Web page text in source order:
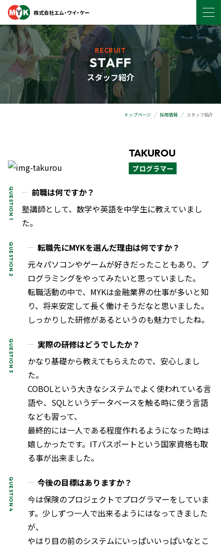
RECRUIT
STAFF
スタッフ紹介
トップページ 採用情報 スタッフ紹介
TAKUROU
プログラマー
前職は何ですか？
塾講師として、数学や英語を中学生に教えていまし
た。
転職先にMYKを選んだ理由は何ですか？
元々パソコンやゲームが好きだったこともあり、プ
ログラミングをやってみたいと思っていました。
転職活動の中で、MYKは金融業界の仕事が多いと知
り、将来安定して長く働けそうだなと思いました。
しっかりした研修があるというのも魅力でしたね。
実際の研修はどうでしたか？
かなり基礎から教えてもらえたので、安心しまし
た。
COBOLという大きなシステムでよく使われている言
語や、SQLというデータベースを触る時に使う言語
なども習って、
最終的には一人である程度作れるようになった時は
嬉しかったです。ITパスポートという国家資格も取
る事が出来ました。
今後の目標はありますか？
今は保険のプロジェクトでプログラマーをしていま
す。少しずつ一人で出来るようにはなってきました
が、
やはり目の前のシステムにいっぱいいっぱいなとこ